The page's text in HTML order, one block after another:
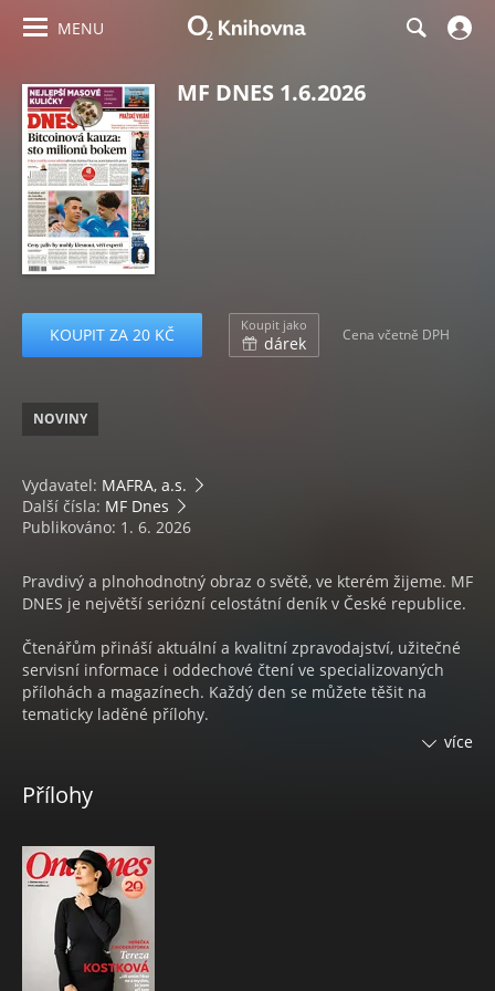
MENU
MF DNES 1.6.2026
KOUPIT ZA 20 KČ Koupit jako
dárek Cena včetně DPH
NOVINY
Vydavatel: MAFRA, a.s.
Další čísla: MF Dnes
Publikováno: 1. 6. 2026
Pravdivý a plnohodnotný obraz o světě, ve kterém žijeme. MF
DNES je největší seriózní celostátní deník v České republice.
Čtenářům přináší aktuální a kvalitní zpravodajství, užitečné
servisní informace i oddechové čtení ve specializovaných
přílohách a magazínech. Každý den se můžete těšit na
tematicky laděné přílohy.
• Pondělí s nejčtenějším ženským časopisem
spotřebitelskýmiTESTY KVALITY
• Středa s inspirací pro váš domov a zahradu v
• Čtvrtek s televizním programem
• Pátek se mohou čtenáři těšit na časopis
• Sobota se spoustou zajímavého čtení na volné dny ve
Víkend DNES a v Orientaci Lidových novin.
více
Přílohy